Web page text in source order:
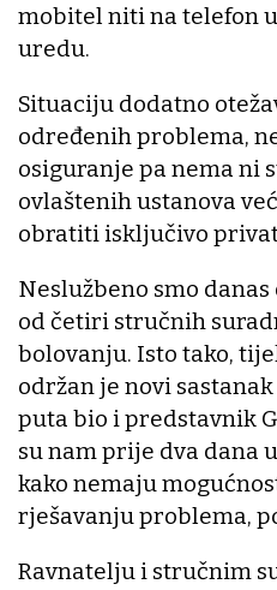
mobitel niti na telefon
uredu.
Situaciju dodatno
određenih problema,
osiguranje pa nema ni
ovlaštenih ustanova
obratiti isključivo
Neslužbeno smo
od četiri stručnih
bolovanju. Isto tako,
održan je novi
puta bio i predstavnik
su nam prije dva dana
kako nemaju
rješavanju problema,
Ravnatelju i stručnim